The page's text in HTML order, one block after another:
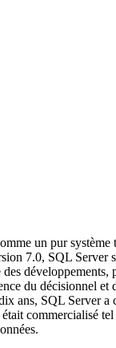
un pur système
7.0, SQL Server
développements,
du décisionnel et
ans, SQL Server a
commercialisé tel